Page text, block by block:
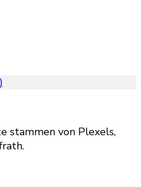
stammen von Plexels,